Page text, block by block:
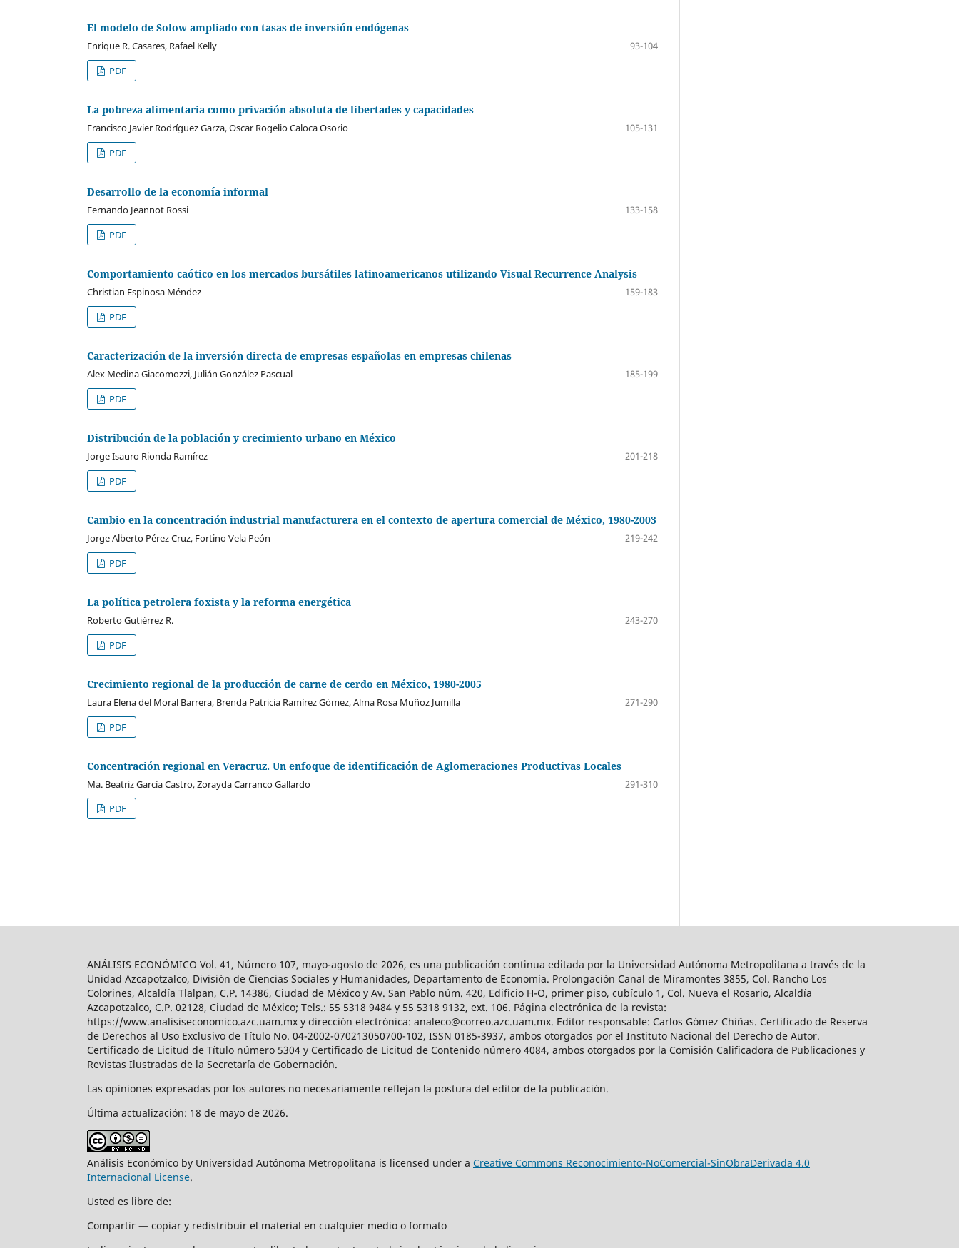
El modelo de Solow ampliado con tasas de inversión endógenas
Enrique R. Casares, Rafael Kelly
93-104
PDF
La pobreza alimentaria como privación absoluta de libertades y capacidades
Francisco Javier Rodríguez Garza, Oscar Rogelio Caloca Osorio
105-131
PDF
Desarrollo de la economía informal
Fernando Jeannot Rossi
133-158
PDF
Comportamiento caótico en los mercados bursátiles latinoamericanos utilizando Visual Recurrence Analysis
Christian Espinosa Méndez
159-183
PDF
Caracterización de la inversión directa de empresas españolas en empresas chilenas
Alex Medina Giacomozzi, Julián González Pascual
185-199
PDF
Distribución de la población y crecimiento urbano en México
Jorge Isauro Rionda Ramírez
201-218
PDF
Cambio en la concentración industrial manufacturera en el contexto de apertura comercial de México, 1980-2003
Jorge Alberto Pérez Cruz, Fortino Vela Peón
219-242
PDF
La política petrolera foxista y la reforma energética
Roberto Gutiérrez R.
243-270
PDF
Crecimiento regional de la producción de carne de cerdo en México, 1980-2005
Laura Elena del Moral Barrera, Brenda Patricia Ramírez Gómez, Alma Rosa Muñoz Jumilla
271-290
PDF
Concentración regional en Veracruz. Un enfoque de identificación de Aglomeraciones Productivas Locales
Ma. Beatriz García Castro, Zorayda Carranco Gallardo
291-310
PDF
ANÁLISIS ECONÓMICO Vol. 41, Número 107, mayo-agosto de 2026, es una publicación continua editada por la Universidad Autónoma Metropolitana a través de la
Unidad Azcapotzalco, División de Ciencias Sociales y Humanidades, Departamento de Economía. Prolongación Canal de Miramontes 3855, Col. Rancho Los
Colorines, Alcaldía Tlalpan, C.P. 14386, Ciudad de México y Av. San Pablo núm. 420, Edificio H-O, primer piso, cubículo 1, Col. Nueva el Rosario, Alcaldía
Azcapotzalco, C.P. 02128, Ciudad de México; Tels.: 55 5318 9484 y 55 5318 9132, ext. 106. Página electrónica de la revista:
https://www.analisiseconomico.azc.uam.mx y dirección electrónica: analeco@correo.azc.uam.mx. Editor responsable: Carlos Gómez Chiñas. Certificado de Reserva
de Derechos al Uso Exclusivo de Título No. 04-2002-070213050700-102, ISSN 0185-3937, ambos otorgados por el Instituto Nacional del Derecho de Autor.
Certificado de Licitud de Título número 5304 y Certificado de Licitud de Contenido número 4084, ambos otorgados por la Comisión Calificadora de Publicaciones y
Revistas Ilustradas de la Secretaría de Gobernación.
Las opiniones expresadas por los autores no necesariamente reflejan la postura del editor de la publicación.
Última actualización: 18 de mayo de 2026.
Análisis Económico by Universidad Autónoma Metropolitana is licensed under a Creative Commons Reconocimiento-NoComercial-SinObraDerivada 4.0
Internacional License.
Usted es libre de:
Compartir — copiar y redistribuir el material en cualquier medio o formato